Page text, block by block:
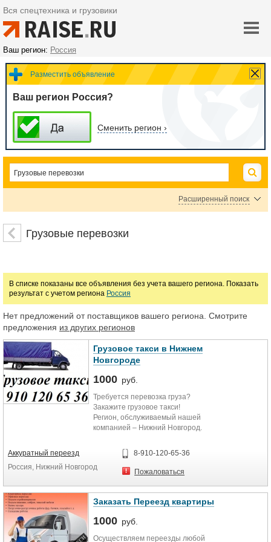
Вся спецтехника и грузовики
Ваш регион: Россия
Разместить объявление
Ваш регион Россия?
Сменить регион ›
Расширенный поиск
Авиаперевозки
Цена
руб.
Грузовые перевозки
В списке показаны все объявления без учета вашего региона. Показать
результат с учетом региона Россия
Нет предложений от поставщиков вашего региона. Смотрите
предложения из других регионов
Грузовое такси в Нижнем
Новгороде
1000 руб.
Требуется перевозка груза?
Закажите грузовое такси!
Регион, обслуживаемый нашей
компанией – Нижний Новгород.
предоставляются грузовые
автомобили «Газель» от 10 до 20
куб.м. . Кроме собственно
грузчиками для переезда, услуги по
мебели, аренда газели, а также
Аккуратный переезд
Россия, Нижний Новгород
8-910-120-65-36
Пожаловаться
Заказать Переезд квартиры
1000 руб.
Осуществляем переезды любой